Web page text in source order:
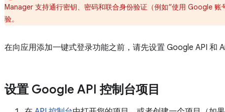
Manager 支持通行密钥、密码和联合身份验证（例如“使用 Google
验。
在向应用添加一键式登录功能之前，请先设置 Google API 和
设置 Google API 控制台项目